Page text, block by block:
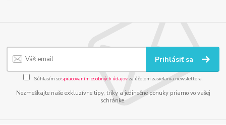
Prihlásiť sa
Súhlasím sospracovaním osobných údajov za účelom zasielania newslettera.
Nezmeškajte naše exkluzívne tipy, triky a jedinečné ponuky priamo vo vašej
schránke.